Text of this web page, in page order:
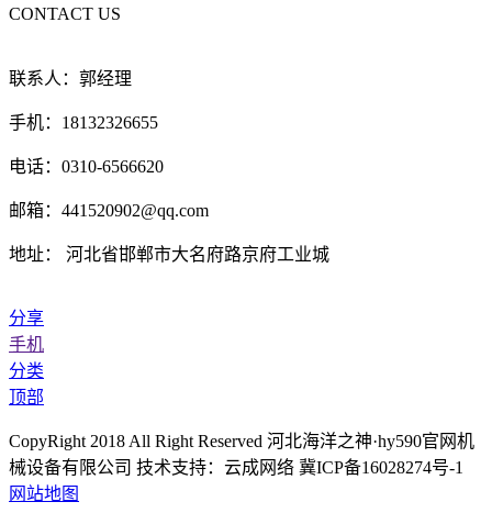
CONTACT US
联系人：郭经理
手机：18132326655
电话：0310-6566620
邮箱：441520902@qq.com
地址： 河北省邯郸市大名府路京府工业城
分享
手机
分类
顶部
CopyRight 2018 All Right Reserved 河北海洋之神·hy590官网机
械设备有限公司 技术支持：云成网络 冀ICP备16028274号-1
网站地图